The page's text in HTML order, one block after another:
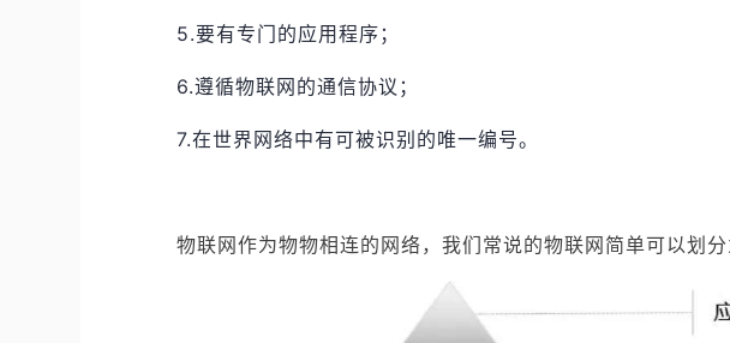
5.要有专门的应用程序；
6.遵循物联网的通信协议；
7.在世界网络中有可被识别的唯一编号。
物联网作为物物相连的网络，我们常说的物联网简单可以划分